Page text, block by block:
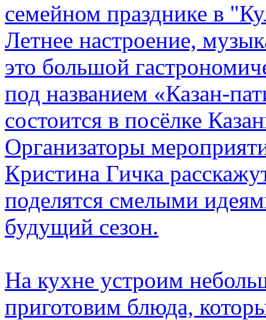
семейном празднике в
Летнее настроение,
это большой
под названием «Казан-
состоится в посёлке
Организаторы
Кристина Гичка
поделятся смелыми
будущий сезон.
На кухне устроим
приготовим блюда,